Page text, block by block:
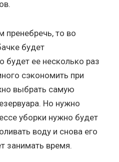
пренебречь, то во
будет
будет ее несколько раз
сэкономить при
выбрать самую
Но нужно
уборки нужно будет
воду и снова его
занимать время.